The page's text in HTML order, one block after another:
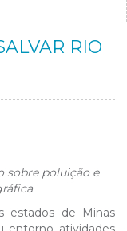
RIO
sobre poluição e
estados de Minas